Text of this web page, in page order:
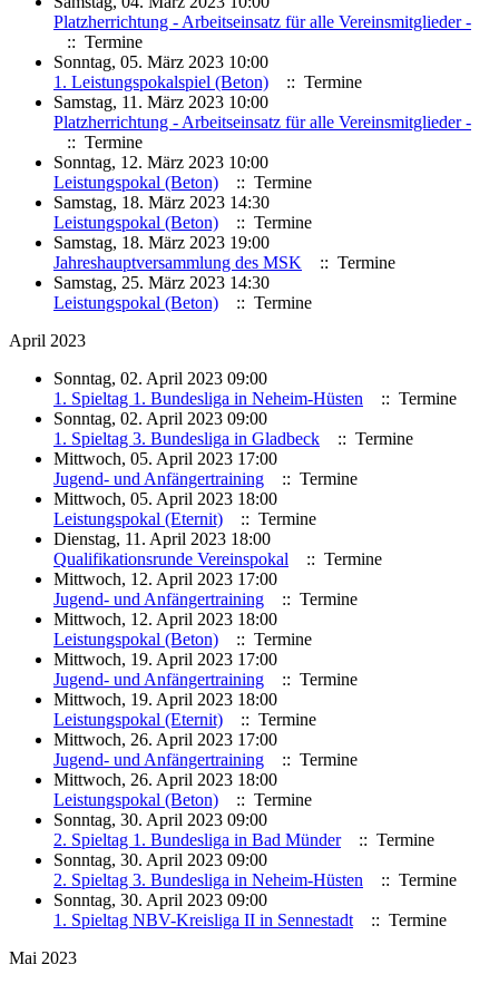
Platzherrichtung - Arbeitseinsatz für alle Vereinsmitglieder -
:: Termine
Sonntag, 05. März 2023 10:00
1. Leistungspokalspiel (Beton)
:: Termine
Samstag, 11. März 2023 10:00
Platzherrichtung - Arbeitseinsatz für alle Vereinsmitglieder -
:: Termine
Sonntag, 12. März 2023 10:00
Leistungspokal (Beton)
:: Termine
Samstag, 18. März 2023 14:30
Leistungspokal (Beton)
:: Termine
Samstag, 18. März 2023 19:00
Jahreshauptversammlung des MSK
:: Termine
Samstag, 25. März 2023 14:30
Leistungspokal (Beton)
:: Termine
April 2023
Sonntag, 02. April 2023 09:00
1. Spieltag 1. Bundesliga in Neheim-Hüsten
:: Termine
Sonntag, 02. April 2023 09:00
1. Spieltag 3. Bundesliga in Gladbeck
:: Termine
Mittwoch, 05. April 2023 17:00
Jugend- und Anfängertraining
:: Termine
Mittwoch, 05. April 2023 18:00
Leistungspokal (Eternit)
:: Termine
Dienstag, 11. April 2023 18:00
Qualifikationsrunde Vereinspokal
:: Termine
Mittwoch, 12. April 2023 17:00
Jugend- und Anfängertraining
:: Termine
Mittwoch, 12. April 2023 18:00
Leistungspokal (Beton)
:: Termine
Mittwoch, 19. April 2023 17:00
Jugend- und Anfängertraining
:: Termine
Mittwoch, 19. April 2023 18:00
Leistungspokal (Eternit)
:: Termine
Mittwoch, 26. April 2023 17:00
Jugend- und Anfängertraining
:: Termine
Mittwoch, 26. April 2023 18:00
Leistungspokal (Beton)
:: Termine
Sonntag, 30. April 2023 09:00
2. Spieltag 1. Bundesliga in Bad Münder
:: Termine
Sonntag, 30. April 2023 09:00
2. Spieltag 3. Bundesliga in Neheim-Hüsten
:: Termine
Sonntag, 30. April 2023 09:00
1. Spieltag NBV-Kreisliga II in Sennestadt
:: Termine
Mai 2023